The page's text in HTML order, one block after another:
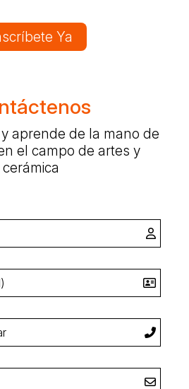
Ya
aprende de la mano de
el campo de artes y
cerámica